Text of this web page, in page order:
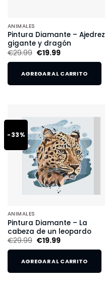
ANIMALES
Pintura Diamante – Ajedrez
gigante y dragón
€29.99 €19.99
AGREGAR AL CARRITO
-33%
ANIMALES
Pintura Diamante – La
cabeza de un leopardo
€29.99 €19.99
AGREGAR AL CARRITO